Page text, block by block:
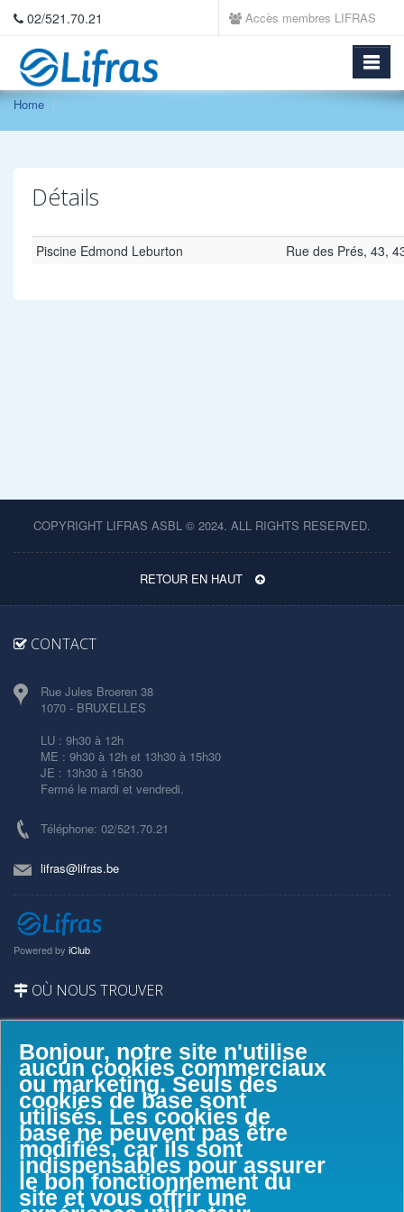
Bonjour, notre site n'utilise
aucun cookies commerciaux
ou marketing. Seuls des
cookies de base sont
utilisés. Les cookies de
base ne peuvent pas être
modifiés, car ils sont
indispensables pour assurer
le bon fonctionnement du
site et vous offrir une
02/521.70.21 Accès membres LIFRAS
Home
Détails
Piscine Edmond Leburton Rue des Prés, 43,
COPYRIGHT LIFRAS ASBL © 2024. ALL RIGHTS RESERVED.
RETOUR EN HAUT
CONTACT
Rue Jules Broeren 38
1070 - BRUXELLES
LU : 9h30 à 12h
ME : 9h30 à 12h et 13h30 à 15h30
JE : 13h30 à 15h30
Fermé le mardi et vendredi.
Téléphone: 02/521.70.21
lifras@lifras.be
Powered by iClub
OÙ NOUS TROUVER